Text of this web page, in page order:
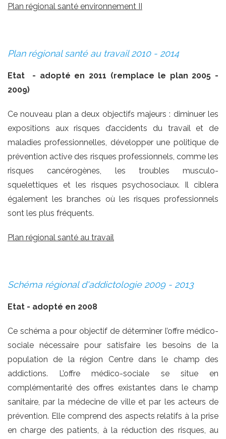
Plan régional santé environnement II
Plan régional santé au travail 2010 - 2014
Etat - adopté en 2011 (remplace le plan 2005 -
2009)
Ce nouveau plan a deux objectifs majeurs : diminuer les
expositions aux risques d’accidents du travail et de
maladies professionnelles, développer une politique de
prévention active des risques professionnels, comme les
risques cancérogènes, les troubles musculo-
squelettiques et les risques psychosociaux. Il ciblera
également les branches où les risques professionnels
sont les plus fréquents.
Plan régional santé au travail
Schéma régional d'addictologie 2009 - 2013
Etat - adopté en 2008
Ce schéma a pour objectif de déterminer l’offre médico-
sociale nécessaire pour satisfaire les besoins de la
population de la région Centre dans le champ des
addictions. L’offre médico-sociale se situe en
complémentarité des offres existantes dans le champ
sanitaire, par la médecine de ville et par les acteurs de
prévention. Elle comprend des aspects relatifs à la prise
en charge des patients, à la réduction des risques, au